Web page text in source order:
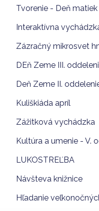
Tvorenie - Deň
Interaktívna
Zázračný mikrosvet
DEň Zeme III.
Deň Zeme II.
Kuliškiáda apríl
Zážitková vychádzka
Kultúra a umenie - V.
LUKOSTREĽBA
Návšteva knižnice
Hľadanie